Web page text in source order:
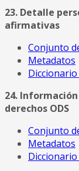
23. Detalle
afirmativas
Conjunto
Metadatos
24.
derechos ODS
Conjunto
Metadatos